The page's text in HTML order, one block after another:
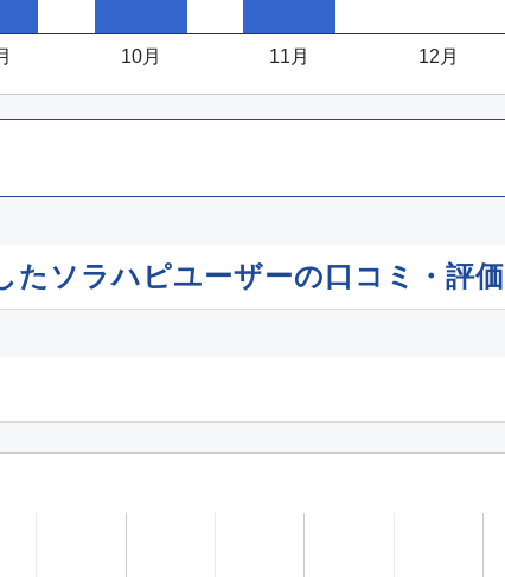
10月 11月 12月
たソラハピユーザーの口コミ・評価